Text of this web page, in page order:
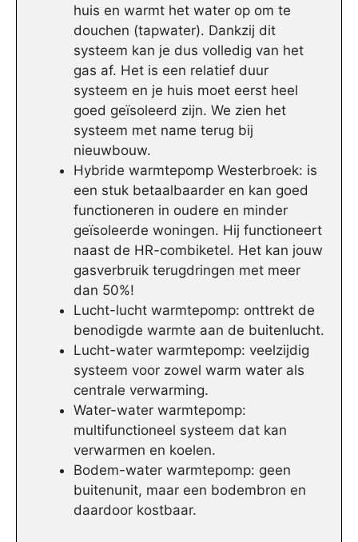
huis en warmt het water op om te
douchen (tapwater). Dankzij dit
systeem kan je dus volledig van het
gas af. Het is een relatief duur
systeem en je huis moet eerst heel
goed geïsoleerd zijn. We zien het
systeem met name terug bij
nieuwbouw.
Hybride warmtepomp Westerbroek: is
een stuk betaalbaarder en kan goed
functioneren in oudere en minder
geïsoleerde woningen. Hij functioneert
naast de HR-combiketel. Het kan jouw
gasverbruik terugdringen met meer
dan 50%!
Lucht-lucht warmtepomp: onttrekt de
benodigde warmte aan de buitenlucht.
Lucht-water warmtepomp: veelzijdig
systeem voor zowel warm water als
centrale verwarming.
Water-water warmtepomp:
multifunctioneel systeem dat kan
verwarmen en koelen.
Bodem-water warmtepomp: geen
buitenunit, maar een bodembron en
daardoor kostbaar.